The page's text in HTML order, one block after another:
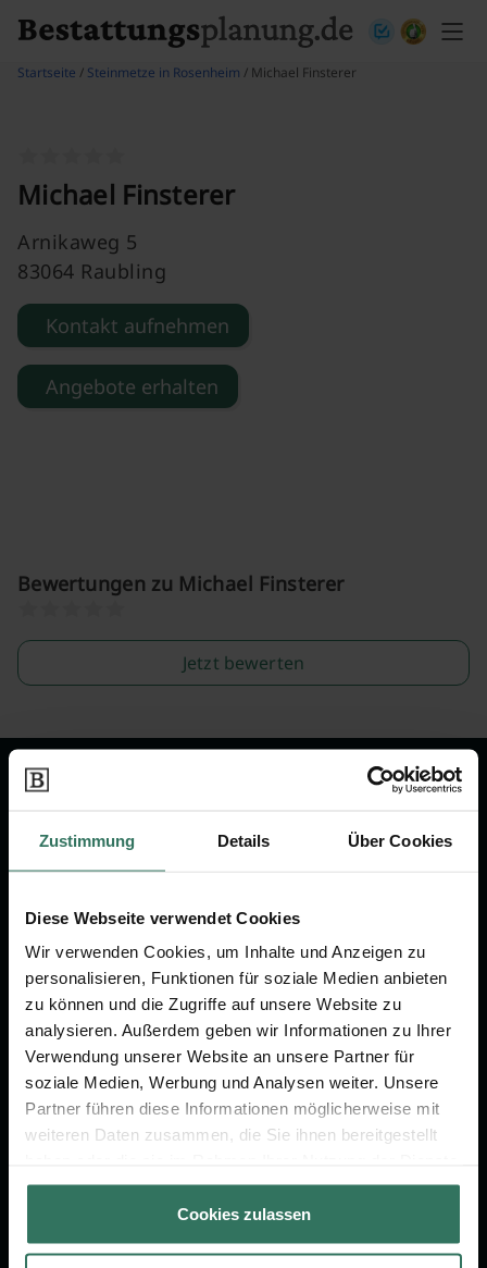
Zustimmung Details Über Cookies
Diese Webseite verwendet Cookies
Wir verwenden Cookies, um Inhalte und Anzeigen zu
personalisieren, Funktionen für soziale Medien anbieten
zu können und die Zugriffe auf unsere Website zu
analysieren. Außerdem geben wir Informationen zu Ihrer
Verwendung unserer Website an unsere Partner für
soziale Medien, Werbung und Analysen weiter. Unsere
Partner führen diese Informationen möglicherweise mit
weiteren Daten zusammen, die Sie ihnen bereitgestellt
gesammelt haben.
Cookies zulassen
Startseite / Steinmetze in Rosenheim / Michael Finsterer
Michael Finsterer
Arnikaweg 5
83064 Raubling
Kontakt aufnehmen
Angebote erhalten
Bewertungen zu Michael Finsterer
Jetzt bewerten
Wir sind Ihr Ansprechpartner rund
um das Thema Bestattung &
Vorsorge.
Jetzt beraten lassen
FÜR SIE
Vergleich
Ratgeber
Verzeichnis
FÜR BESTATTER
Online-Portal
Kostenlos registrieren